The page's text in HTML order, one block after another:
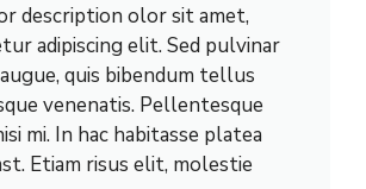
description olor sit amet,
adipiscing elit. Sed pulvinar
quis bibendum tellus
venenatis. Pellentesque
mi. In hac habitasse platea
Etiam risus elit, molestie